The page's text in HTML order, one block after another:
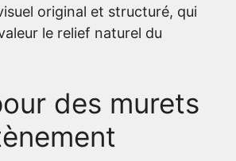
original et structuré, qui
le relief naturel du
des murets